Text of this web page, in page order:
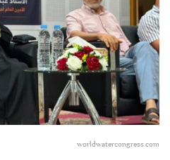
worldwatercongress.com